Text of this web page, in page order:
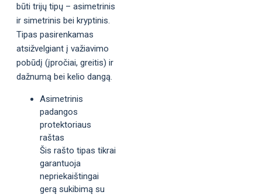
būti trijų tipų – asimetrinis
ir simetrinis bei kryptinis.
Tipas pasirenkamas
atsižvelgiant į važiavimo
pobūdį (įpročiai, greitis) ir
dažnumą bei kelio dangą.
Asimetrinis
padangos
protektoriaus
raštas
Šis rašto tipas tikrai
garantuoja
nepriekaištingai
gerą sukibimą su